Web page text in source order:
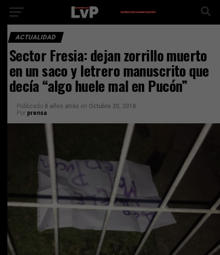
ACTUALIDAD
Sector Fresia: dejan zorrillo muerto
en un saco y letrero manuscrito que
decía “algo huele mal en Pucón”
Publicado 8 años atrás en Octubre 20, 2018
Por prensa